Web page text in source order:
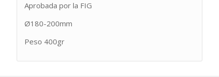
Aprobada por la FIG
Ø180-200mm
Peso 400gr